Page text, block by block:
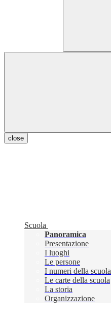
close
Scuola
Panoramica
Presentazione
I luoghi
Le persone
I numeri della scuola
Le carte della scuola
La storia
Organizzazione